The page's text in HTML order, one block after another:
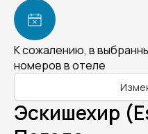
К сожалению, в
номеров в отеле
Эскишехир